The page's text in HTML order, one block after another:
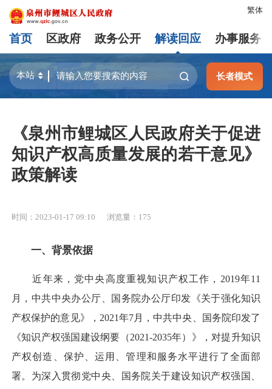
繁体
首页 区政府 政务公开 解读回应 办事服务
长者模式
《泉州市鲤城区人民政府关于促进
知识产权高质量发展的若干意见》
政策解读
时间：2023-01-17 09:10 浏览量： 175
一、背景依据
近年来，党中央高度重视知识产权工作，2019年11
月，中共中央办公厅、国务院办公厅印发《关于强化知识
产权保护的意见》，2021年7月，中共中央、国务院印发了
《知识产权强国建设纲要（2021-2035年）》，对提升知识
产权创造、保护、运用、管理和服务水平进行了全面部
署。为深入贯彻党中央、国务院关于建设知识产权强国、